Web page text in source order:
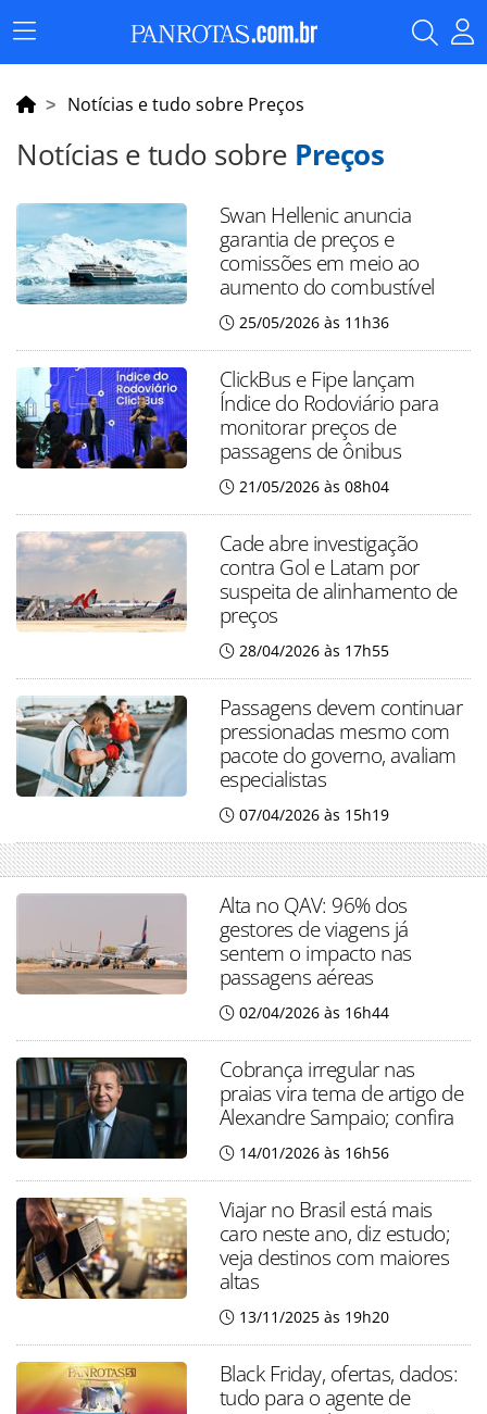
Menu
Principal
Notícias e tudo sobre Preços
Notícias e tudo sobre Preços
Swan Hellenic anuncia
garantia de preços e
comissões em meio ao
aumento do combustível
25/05/2026 às 11h36
ClickBus e Fipe lançam
Índice do Rodoviário para
monitorar preços de
passagens de ônibus
21/05/2026 às 08h04
Cade abre investigação
contra Gol e Latam por
suspeita de alinhamento de
preços
28/04/2026 às 17h55
Passagens devem continuar
pressionadas mesmo com
pacote do governo, avaliam
especialistas
07/04/2026 às 15h19
Alta no QAV: 96% dos
gestores de viagens já
sentem o impacto nas
passagens aéreas
02/04/2026 às 16h44
Cobrança irregular nas
praias vira tema de artigo de
Alexandre Sampaio; confira
14/01/2026 às 16h56
Viajar no Brasil está mais
caro neste ano, diz estudo;
veja destinos com maiores
altas
13/11/2025 às 19h20
Black Friday, ofertas, dados:
tudo para o agente de